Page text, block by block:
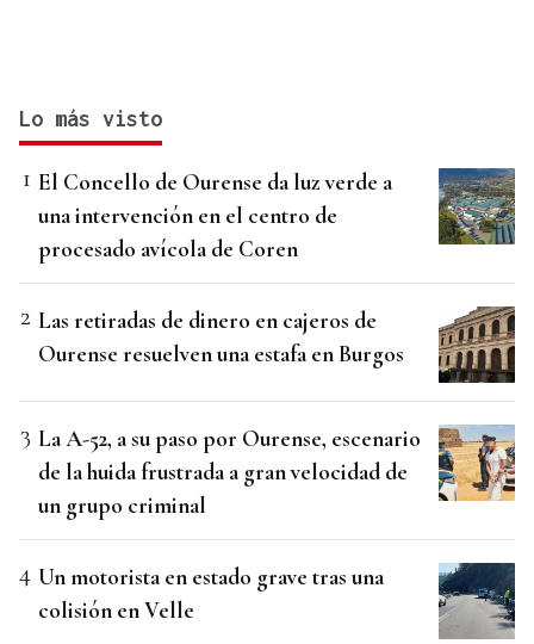
Lo más visto
El Concello de Ourense da luz verde a
una intervención en el centro de
procesado avícola de Coren
Las retiradas de dinero en cajeros de
Ourense resuelven una estafa en Burgos
La A-52, a su paso por Ourense, escenario
de la huida frustrada a gran velocidad de
un grupo criminal
Un motorista en estado grave tras una
colisión en Velle